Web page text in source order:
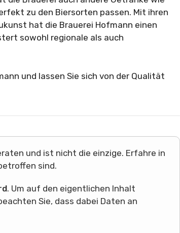
zu den Biersorten passen. Mit ihren
hat die Brauerei Hofmann einen
sowohl regionale als auch
und lassen Sie sich von der Qualität
und ist nicht die einzige. Erfahre in
sind.
. Um auf den eigentlichen Inhalt
Sie, dass dabei Daten an